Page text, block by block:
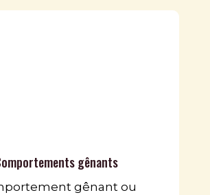
gênants
gênant ou